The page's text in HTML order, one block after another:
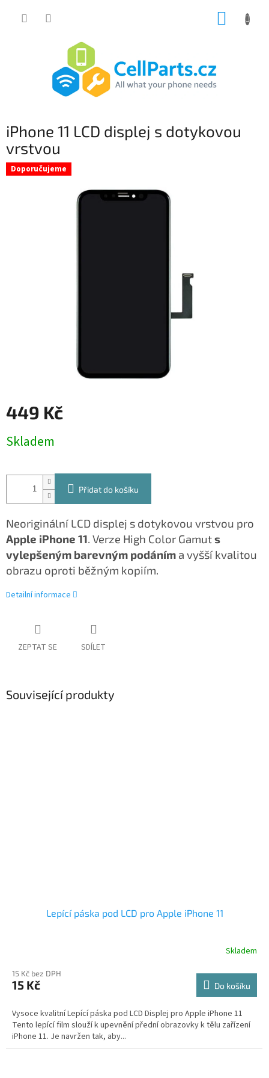
iPhone 11 LCD displej s dotykovou
vrstvou
Doporučujeme
449 Kč
cena:
Skladem
Přidat do košíku
Neoriginální LCD displej s dotykovou vrstvou pro
Apple iPhone 11. Verze High Color Gamuts
vylepšeným barevným podáním a vyšší kvalitou
obrazu oproti běžným kopiím.
Detailní informace
ZEPTAT SE SDÍLET
Související produkty
Lepící páska pod LCD pro Apple iPhone 11
Skladem
15 Kč bez DPH
15 Kč Do košíku
Vysoce kvalitní Lepící páska pod LCD Displej pro Apple iPhone 11
Tento lepící film slouží k upevnění přední obrazovky k tělu zařízení
iPhone 11. Je navržen tak, aby...